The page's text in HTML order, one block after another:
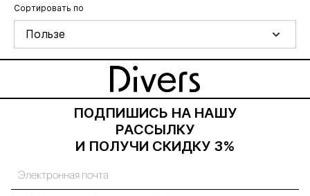
Сортировать по
Пользе
ПОДПИШИСЬ НА НАШУ
РАССЫЛКУ
И ПОЛУЧИ СКИДКУ 3%